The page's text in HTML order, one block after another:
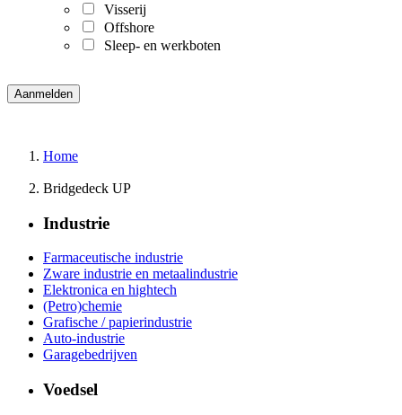
Visserij
Offshore
Sleep- en werkboten
Home
Bridgedeck UP
Industrie
Farmaceutische industrie
Zware industrie en metaalindustrie
Elektronica en hightech
(Petro)chemie
Grafische / papierindustrie
Auto-industrie
Garagebedrijven
Voedsel